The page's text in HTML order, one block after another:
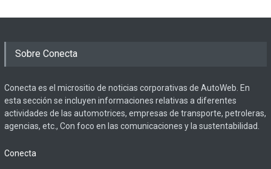
Sobre Conecta
Conecta es el micrositio de noticias corporativas de AutoWeb. En
esta sección se incluyen informaciones relativas a diferentes
actividades de las automotrices, empresas de transporte, petroleras,
agencias, etc., Con foco en las comunicaciones y la sustentabilidad.
Conecta